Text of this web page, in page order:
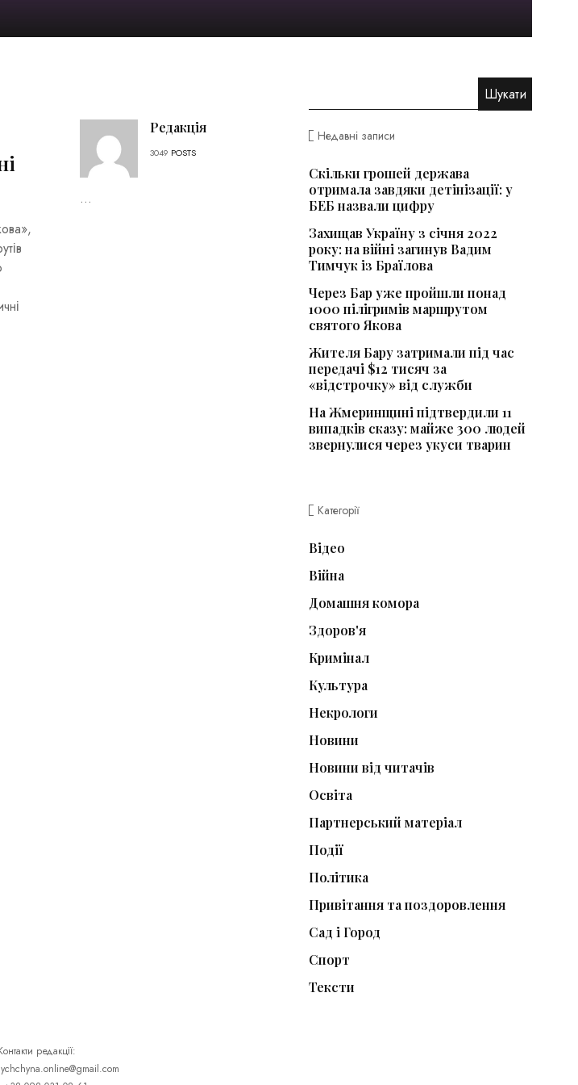
Редакція
3049 POSTS
...
Недавні записи
Скільки грошей держава
отримала завдяки детінізації: у
БЕБ назвали цифру
Захищав Україну з січня 2022
року: на війні загинув Вадим
Тимчук із Браїлова
Через Бар уже пройшли понад
1000 пілігримів маршрутом
святого Якова
Жителя Бару затримали під час
передачі $12 тисяч за
«відстрочку» від служби
На Жмеринщині підтвердили 11
випадків сказу: майже 300 людей
звернулися через укуси тварин
Категорії
Відео
Війна
Домашня комора
Здоров'я
Кримінал
Культура
Некрологи
Новини
Новини від читачів
Освіта
Партнерський матеріал
Події
Політика
Привітання та поздоровлення
Сад і Город
Спорт
Тексти
редакції: